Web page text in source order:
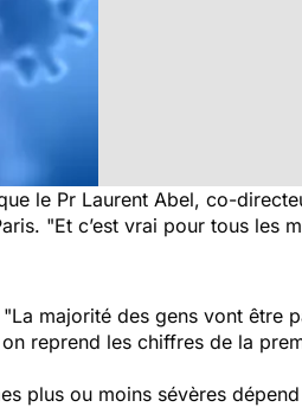
le Pr Laurent Abel, co-
"Et c’est vrai pour tous les
La majorité des gens vont être
reprend les chiffres de la
plus ou moins sévères